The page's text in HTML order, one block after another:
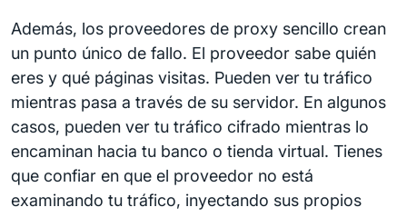
Además, los proveedores de proxy sencillo crean
un punto único de fallo. El proveedor sabe quién
eres y qué páginas visitas. Pueden ver tu tráfico
mientras pasa a través de su servidor. En algunos
casos, pueden ver tu tráfico cifrado mientras lo
encaminan hacia tu banco o tienda virtual. Tienes
que confiar en que el proveedor no está
examinando tu tráfico, inyectando sus propios